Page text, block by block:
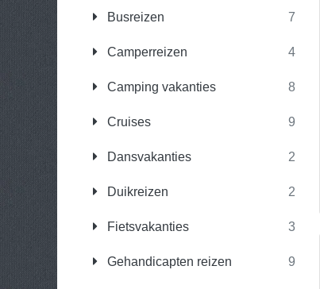
Busreizen 7
Camperreizen 4
Camping vakanties 8
Cruises 9
Dansvakanties 2
Duikreizen 2
Fietsvakanties 3
Gehandicapten reizen 9